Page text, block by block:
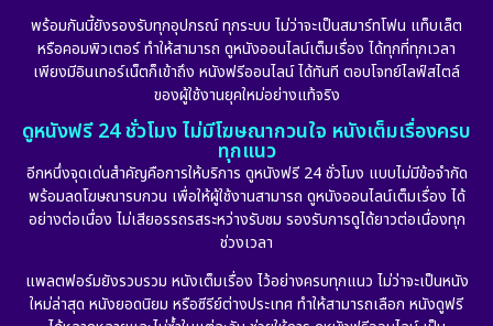
พร้อมกันนี้ยังรองรับทุกอุปกรณ์ ทุกระบบ ไม่ว่าจะเป็นสมาร์ทโฟน แท็บเล็ต
หรือคอมพิวเตอร์ ทำให้สามารถ ดูหนังออนไลน์เต็มเรื่อง ได้ทุกที่ทุกเวลา
เพียงมีอินเทอร์เน็ตก็เข้าถึง หนังฟรีออนไลน์ ได้ทันที ตอบโจทย์ไลฟ์สไตล์
ของผู้ใช้งานยุคใหม่อย่างแท้จริง
ดูหนังฟรี 24 ชั่วโมง ไม่มีโฆษณากวนใจ หนังเต็มเรื่องครบ
ทุกแนว
อีกหนึ่งจุดเด่นสำคัญคือการให้บริการ ดูหนังฟรี 24 ชั่วโมง แบบไม่มีข้อจำกัด
พร้อมลดโฆษณารบกวน เพื่อให้ผู้ใช้งานสามารถ ดูหนังออนไลน์เต็มเรื่อง ได้
อย่างต่อเนื่อง ไม่เสียอรรถรสระหว่างรับชม รองรับการดูได้ยาวต่อเนื่องทุก
ช่วงเวลา
แพลตฟอร์มยังรวบรวม หนังเต็มเรื่อง ไว้อย่างครบทุกแนว ไม่ว่าจะเป็นหนัง
ใหม่ล่าสุด หนังยอดนิยม หรือซีรีย์ต่างประเทศ ทำให้สามารถเลือก หนังดูฟรี